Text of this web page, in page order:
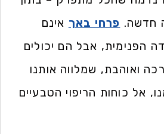
חדשה. פרחי באך אינם
הפנימית, אבל הם יכולים
ואוהבת, שמלווה אותנו
אל כוחות הריפוי הטבעיים